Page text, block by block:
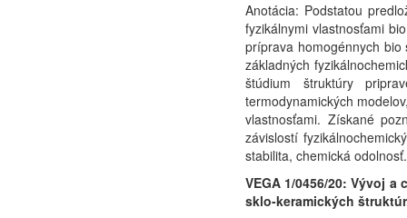
Anotácia: Podstatou
fyzikálnymi vlastnosťami
príprava homogénnych bio
základných
štúdium štruktúry
termodynamických
vlastnosťami. Získané
závislostí
stabilita, chemická
VEGA 1/0456/20: Vývoj
sklo-keramických